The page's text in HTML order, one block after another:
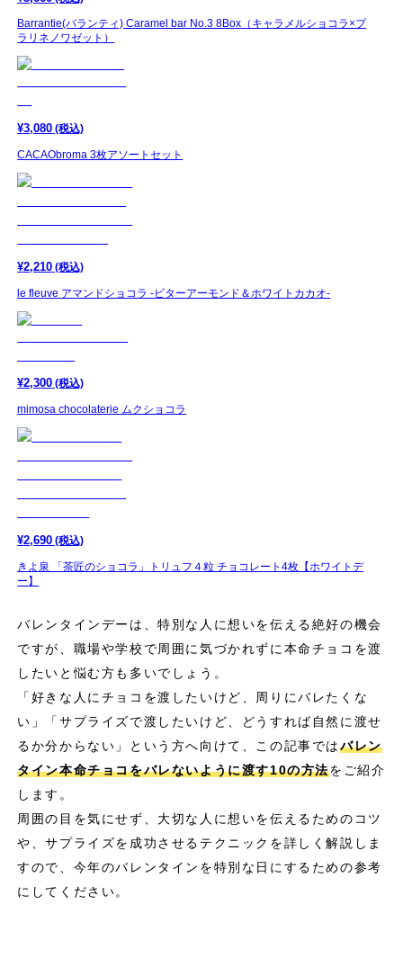
Barrantie(バランティ) Caramel bar No.3 8Box（キャラメルショコラ×プ
ラリネノワゼット）
¥3,080 (税込)
CACAObroma 3枚アソートセット
¥2,210 (税込)
le fleuve アマンドショコラ -ビターアーモンド＆ホワイトカカオ-
¥2,300 (税込)
mimosa chocolaterie ムクショコラ
¥2,690 (税込)
きよ泉 「茶匠のショコラ」トリュフ４粒 チョコレート4枚【ホワイトデ
ー】
バレンタインデーは、特別な人に想いを伝える絶好の機会
ですが、職場や学校で周囲に気づかれずに本命チョコを渡
したいと悩む方も多いでしょう。
「好きな人にチョコを渡したいけど、周りにバレたくな
い」「サプライズで渡したいけど、どうすれば自然に渡せ
るか分からない」という方へ向けて、この記事ではバレン
タイン本命チョコをバレないように渡す10の方法をご紹介
します。
周囲の目を気にせず、大切な人に想いを伝えるためのコツ
や、サプライズを成功させるテクニックを詳しく解説しま
すので、今年のバレンタインを特別な日にするための参考
にしてください。